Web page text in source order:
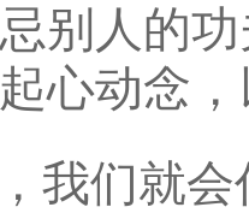
别人的
心动念
我们就